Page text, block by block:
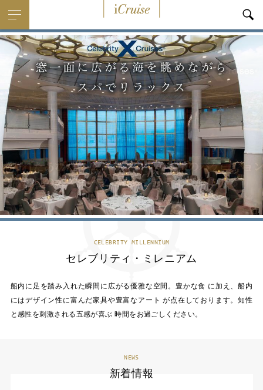
CELEBRITY MILLENNIUM
セレブリティ・ミレニアム
船内に足を踏み入れた瞬間に広がる優雅な空間。豊かな食 に加え、船内
にはデザイン性に富んだ家具や豊富なアート が点在しております。知性
と感性を刺激される五感が喜ぶ 時間をお過ごしください。
NEWS
新着情報